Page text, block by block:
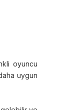
oyuncu
uygun